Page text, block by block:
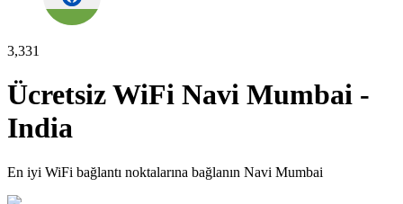
3,331
Ücretsiz WiFi Navi Mumbai -
India
En iyi WiFi bağlantı noktalarına bağlanın Navi Mumbai